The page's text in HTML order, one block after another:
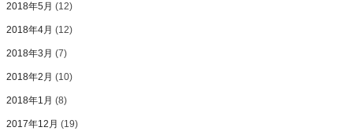
2018年5月 (12)
2018年4月 (12)
2018年3月 (7)
2018年2月 (10)
2018年1月 (8)
2017年12月 (19)